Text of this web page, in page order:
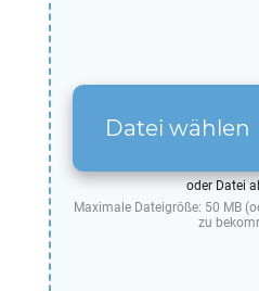
Datei wählen
oder Datei
Maximale Dateigröße: 50 MB
zu